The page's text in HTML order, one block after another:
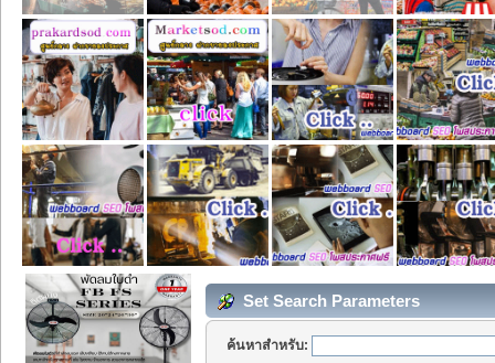
Set Search Parameters
ค้นหาสำหรับ: